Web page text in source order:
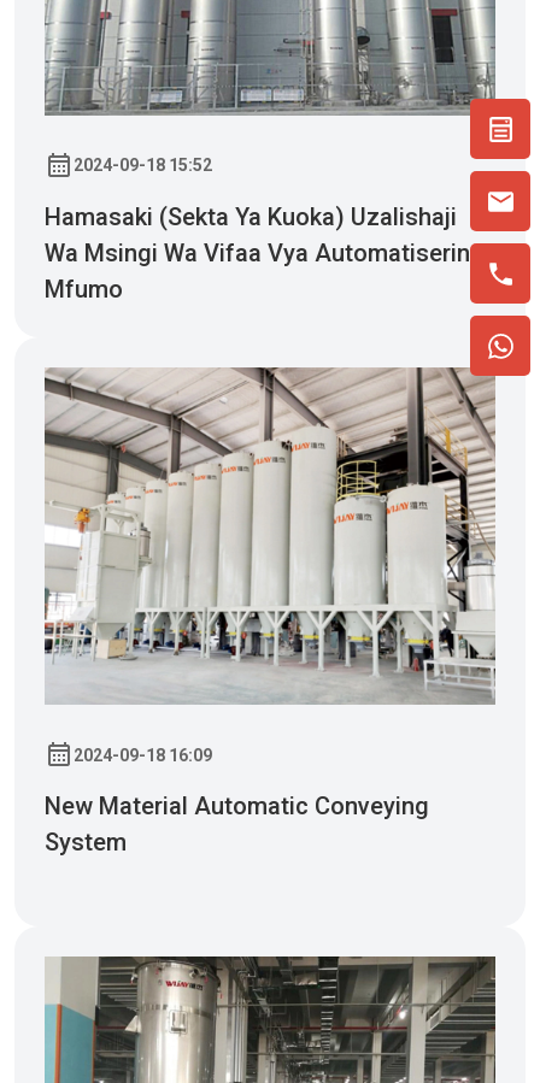
2024-09-18 15:52
Hamasaki (sekta Ya Kuoka) Uzalishaji
Wa Msingi Wa Vifaa Vya Automatisering
Mfumo
2024-09-18 16:09
New Material Automatic Conveying
System